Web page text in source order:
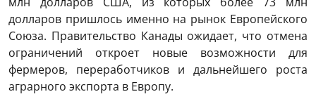
долларов пришлось именно на рынок Европейского
Союза. Правительство Канады ожидает, что отмена
ограничений откроет новые возможности для
фермеров, переработчиков и дальнейшего роста
аграрного экспорта в Европу.